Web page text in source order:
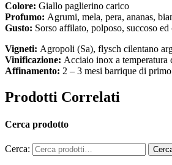
Colore: Giallo paglierino carico
Profumo: Agrumi, mela, pera, ananas,
Gusto: Sorso affilato, polposo, succoso ed
Vigneti: Agropoli (Sa), flysch cilentano
Vinificazione: Acciaio inox a temperatura
Affinamento: 2 – 3 mesi barrique di
Prodotti Correlati
Cerca prodotto
Cerca: